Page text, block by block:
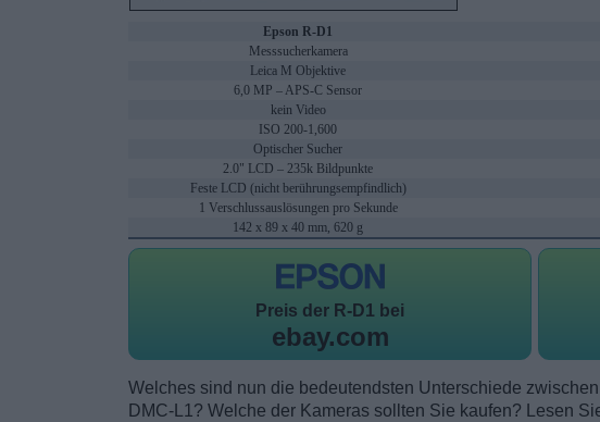
Epson R-D1
Messsucherkamera
Leica M Objektive
6,0 MP – APS-C Sensor
kein Video
ISO 200-1,600
Optischer Sucher
2.0" LCD – 235k Bildpunkte
Feste LCD (nicht berührungsempfindlich)
1 Verschlussauslösungen pro Sekunde
142 x 89 x 40 mm, 620 g
Preis der R-D1 bei
ebay.com
Welches sind nun die bedeutendsten Unterschiede
DMC-L1? Welche der Kameras sollten Sie kaufen? Lesen